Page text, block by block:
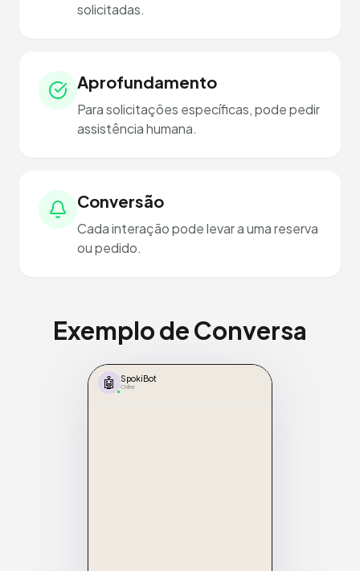
solicitadas.
Aprofundamento
Para solicitações específicas, pode pedir
assistência humana.
Conversão
Cada interação pode levar a uma reserva
ou pedido.
Exemplo de Conversa
🤖 SpokiBot
Online